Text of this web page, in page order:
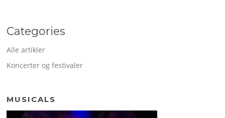
Categories
Alle artikler
Koncerter og festivaler
MUSICALS